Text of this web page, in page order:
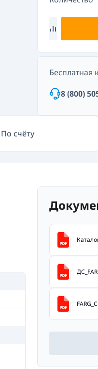
Бесплатная
8 (800)
По счёту